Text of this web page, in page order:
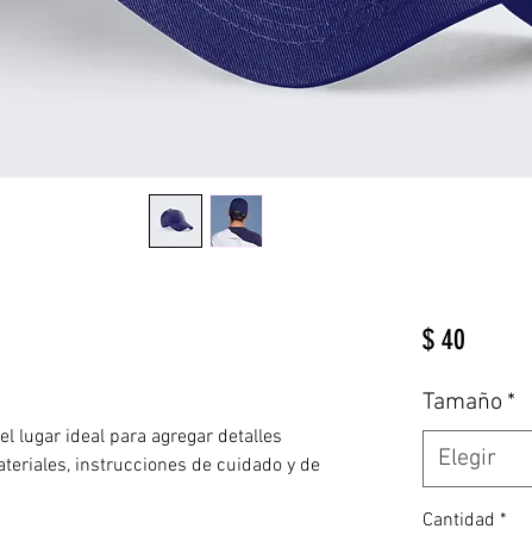
lugar ideal para agregar detalles
instrucciones de cuidado y de
$ 40Precio
Tamaño *
Elegir
Cantidad *